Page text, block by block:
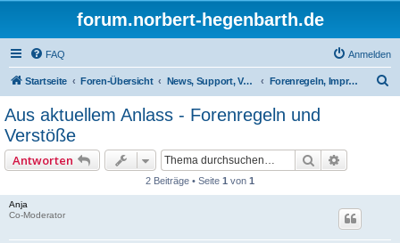
forum.norbert-hegenbarth.de
FAQ Anmelden
Startseite Foren-Übersicht News, Support, Vorschläge,Team Forenregeln, Impressum
Aus aktuellem Anlass - Forenregeln und
Verstöße
Antworten Suche
2 Beiträge • Seite 1 von 1
Anja
Co-Moderator